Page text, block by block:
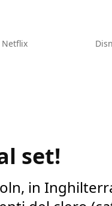
Netflix
set!
in